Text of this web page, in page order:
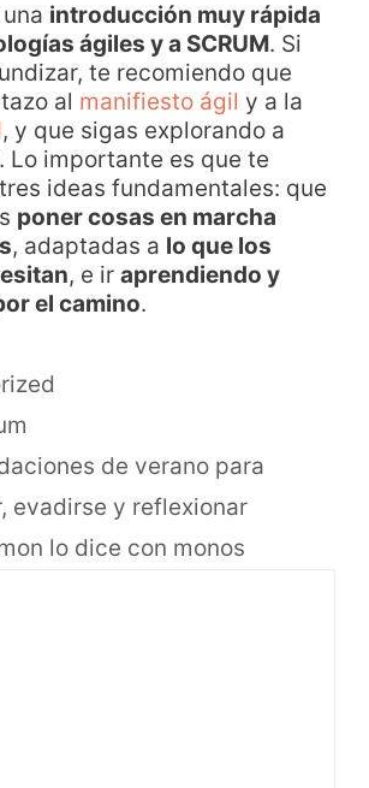
introducción muy rápida
ágiles y a SCRUM. Si
te recomiendo que
al manifiesto ágil y a la
, y que sigas explorando a
Lo importante es que te
ideas fundamentales: que
poner cosas en marcha
, adaptadas a lo que los
, e ir aprendiendo y
el camino.
de verano para
evadirse y reflexionar
lo dice con monos